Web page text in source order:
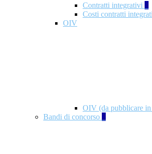
Contratti integrativi 3
Costi contratti
OIV
OIV (da pubblicare in
Bandi di concorso 2